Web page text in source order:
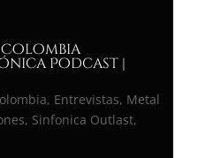
Podcast |
, Entrevistas, Metal
, Sinfonica Outlast,